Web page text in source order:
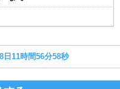
日11時間56分57秒